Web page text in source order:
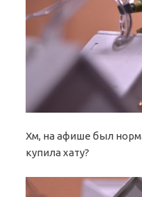
Хм, на афише был
купила хату?